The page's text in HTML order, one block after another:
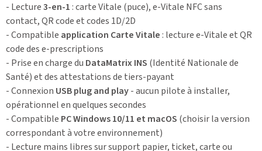
- Lecture3-en-1 : carte Vitale (puce), e-Vitale NFC sans
contact, QR code et codes 1D/2D
- Compatible application Carte Vitale : lecture e-Vitale et QR
code des e-prescriptions
- Prise en charge du DataMatrix INS (Identité Nationale de
Santé) et des attestations de tiers-payant
- Connexion USB plug and play- aucun pilote à installer,
opérationnel en quelques secondes
- Compatible PC Windows 10/11 et macOS (choisir la version
correspondant à votre environnement)
- Lecture mains libres sur support papier, ticket, carte ou